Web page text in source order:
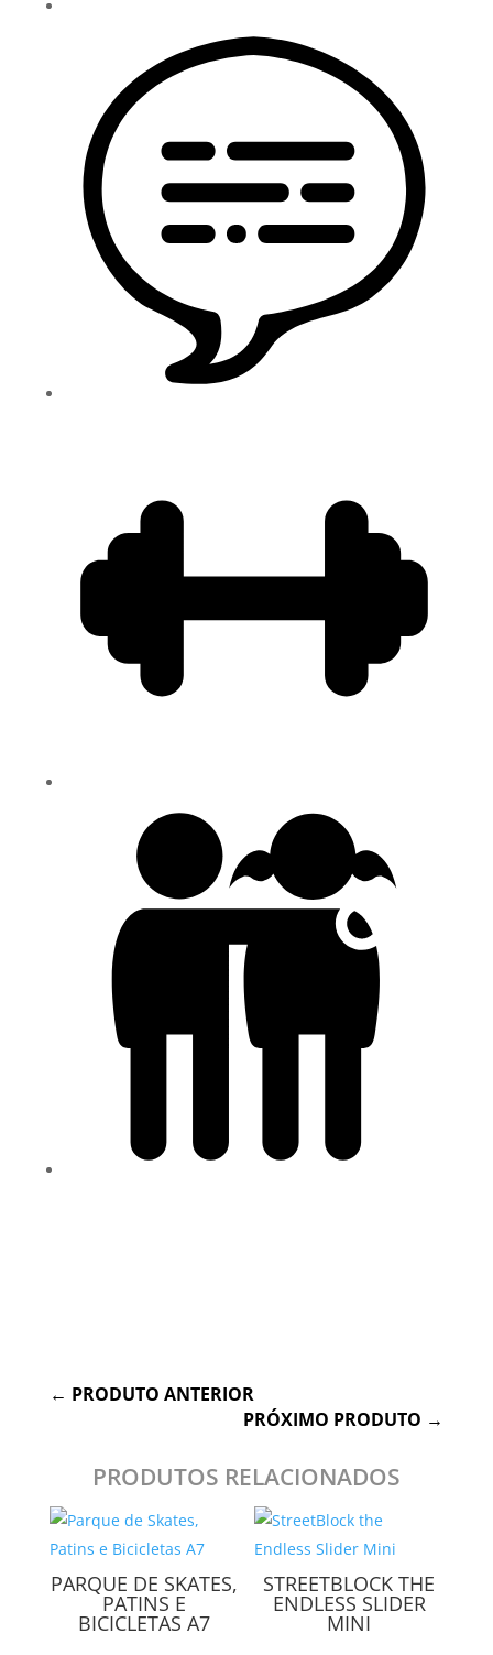
← PRODUTO ANTERIOR
PRÓXIMO PRODUTO →
PRODUTOS RELACIONADOS
PARQUE DE SKATES,
PATINS E
BICICLETAS A7
STREETBLOCK THE
ENDLESS SLIDER
MINI